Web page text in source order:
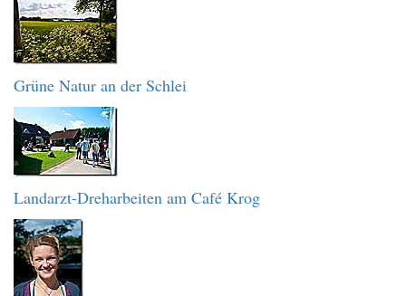
Grüne Natur an der Schlei
Landarzt-Dreharbeiten am Café Krog